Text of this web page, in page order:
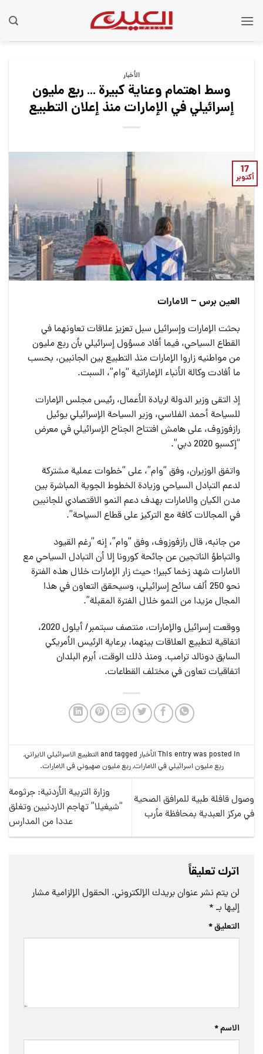
الأخبار
وسط اهتمام وعناية كبيرة … ربع مليون
إسرائيلي في الإمارات منذ إعلان التطبيع
17
أكتوبر
العين برس – الامارات
بحثت الإمارات وإسرائيل سبل تعزيز علاقات تعاونهما في
القطاع السياحي، فيما أفاد مسؤول إسرائيلي بأن ربع مليون
من مواطنيه زاروا الإمارات منذ التطبيع بين الجانبين، بحسب
ما أفادت وكالة الأنباء الإماراتية “وام”، السبت.
إذ التقى وزير الدولة لريادة الأعمال، رئيس مجلس الإمارات
للسياحة أحمد الفلاسي، وزير السياحة الإسرائيلي يوئيل
رازفوزوف، على هامش افتتاح الجناح الإسرائيلي في معرض
“إكسبو 2020 دبي”.
واتفق الوزيران، وفق “وام”، على “خطوات عملية مشتركة
لدعم التبادل السياحي وزيادة الخطوط الجوية المباشرة بين
مدن الكيان والامارات بهدف دعم النمو الاقتصادي للجانبين
في المجالات كافة مع التركيز على قطاع السياحة”.
من جانبه، قال رازفوزوف، وفق “وام”، إنه “رغم القيود
والتباطؤ الناتجين عن جائحة كورونا إلا أن التبادل السياحي مع
الامارات شهد زخما كبيرا؛ حيث زار الإمارات خلال هذه الفترة
نحو 250 ألف سائح إسرائيلي، وسيحقق التعاون في هذا
المجال مزيدا من النمو خلال الفترة المقبلة”.
ووقعت إسرائيل والإمارات، منتصف سبتمبر/ أيلول 2020،
اتفاقية لتطبيع العلاقات بينهما، برعاية الرئيس الأمريكي
السابق دونالد ترامب. ومنذ ذلك الوقت، أبرم البلدان
اتفاقيات تعاون في مختلف القطاعات.
This entry was posted inالأخبار التطبيع الاسرائيلي الايراني,
ربع مليون اسرائيلي في الامارات,ربع مليون صهيوني في الامارات.
وصول قافلة طبية للمرافق الصحية
في مركز العبدية بمحافظة مأرب
وزارة التربية الأردنية: جرثومة
“شيغيلا” تهاجم الاردنيين وتغلق
عددا من المدارس
اترك تعليقاً
لن يتم نشر عنوان بريدك الإلكتروني. الحقول الإلزامية مشار
إليها بـ *
التعليق*
الاسم*